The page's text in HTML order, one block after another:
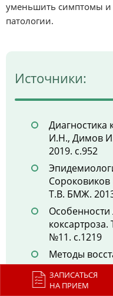
ЗАПИСАТЬСЯ
НА ПРИЕМ
уменьшить симптомы и
патологии.
Источники:
Диагностика
И.Н., Димов
2019. с.952
Т.В. БМЖ.
Особенности
№11. с.1219
Методы
лечении
Купеев В.Г.